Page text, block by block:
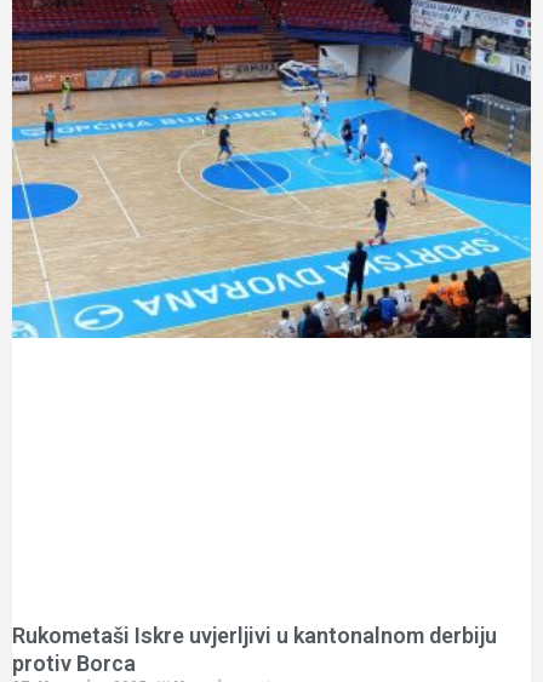
Rukometaši Iskre uvjerljivi u kantonalnom derbiju
protiv Borca